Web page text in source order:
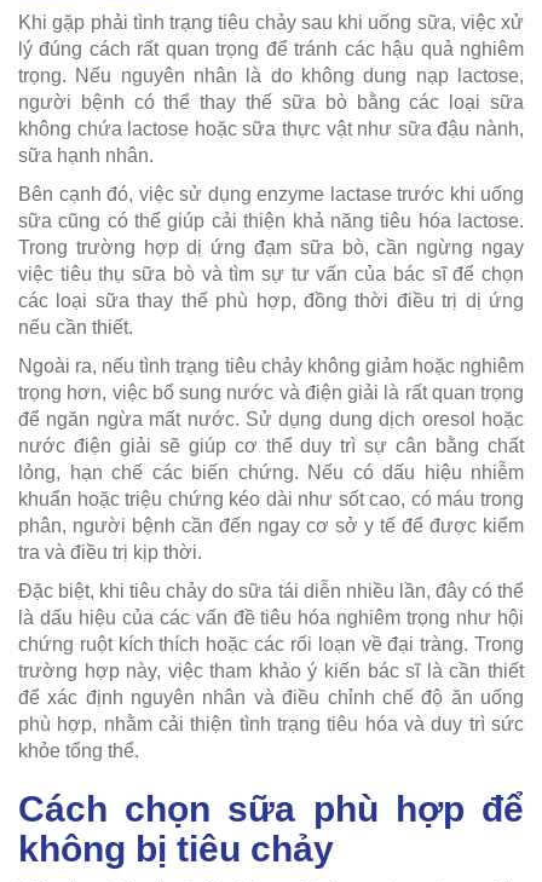
Khi gặp phải tình trạng tiêu chảy sau khi uống sữa, việc xử
lý đúng cách rất quan trọng để tránh các hậu quả nghiêm
trọng. Nếu nguyên nhân là do không dung nạp lactose,
người bệnh có thể thay thế sữa bò bằng các loại sữa
không chứa lactose hoặc sữa thực vật như sữa đậu nành,
sữa hạnh nhân.
Bên cạnh đó, việc sử dụng enzyme lactase trước khi uống
sữa cũng có thể giúp cải thiện khả năng tiêu hóa lactose.
Trong trường hợp dị ứng đạm sữa bò, cần ngừng ngay
việc tiêu thụ sữa bò và tìm sự tư vấn của bác sĩ để chọn
các loại sữa thay thế phù hợp, đồng thời điều trị dị ứng
nếu cần thiết.
Ngoài ra, nếu tình trạng tiêu chảy không giảm hoặc nghiêm
trọng hơn, việc bổ sung nước và điện giải là rất quan trọng
để ngăn ngừa mất nước. Sử dụng dung dịch oresol hoặc
nước điện giải sẽ giúp cơ thể duy trì sự cân bằng chất
lỏng, hạn chế các biến chứng. Nếu có dấu hiệu nhiễm
khuẩn hoặc triệu chứng kéo dài như sốt cao, có máu trong
phân, người bệnh cần đến ngay cơ sở y tế để được kiểm
tra và điều trị kịp thời.
Đặc biệt, khi tiêu chảy do sữa tái diễn nhiều lần, đây có thể
là dấu hiệu của các vấn đề tiêu hóa nghiêm trọng như hội
chứng ruột kích thích hoặc các rối loạn về đại tràng. Trong
trường hợp này, việc tham khảo ý kiến bác sĩ là cần thiết
để xác định nguyên nhân và điều chỉnh chế độ ăn uống
phù hợp, nhằm cải thiện tình trạng tiêu hóa và duy trì sức
khỏe tổng thể.
Cách chọn sữa phù hợp để
không bị tiêu chảy